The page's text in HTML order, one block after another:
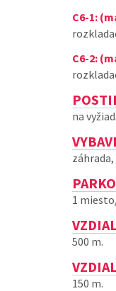
C6-1:
C6-2:
na
1
500 m.
150 m.